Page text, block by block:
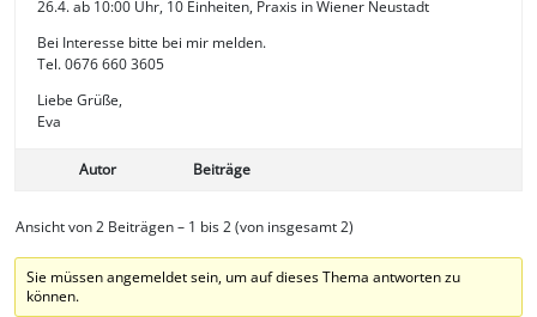
26.4. ab 10:00 Uhr, 10 Einheiten, Praxis in Wiener Neustadt
Bei Interesse bitte bei mir melden.
Tel. 0676 660 3605
Liebe Grüße,
Eva
Autor Beiträge
Ansicht von 2 Beiträgen – 1 bis 2 (von insgesamt 2)
Sie müssen angemeldet sein, um auf dieses Thema antworten zu
können.